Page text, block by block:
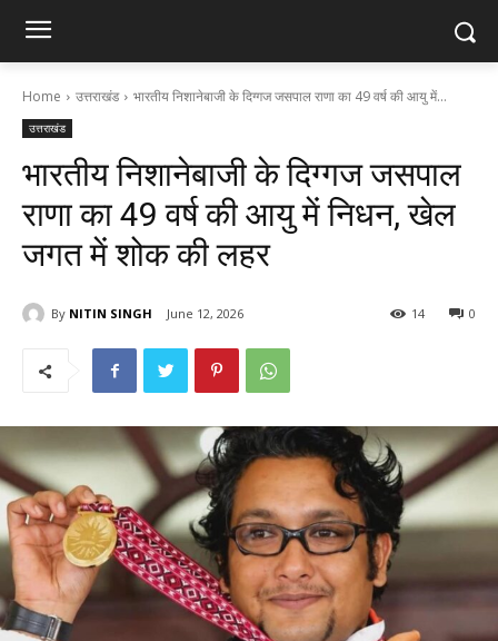
Home उत्तराखंड भारतीय निशानेबाजी के दिग्गज जसपाल राणा का 49 वर्ष की आयु में...
उत्तराखंड
भारतीय निशानेबाजी के दिग्गज जसपाल
राणा का 49 वर्ष की आयु में निधन, खेल
जगत में शोक की लहर
By NITIN SINGH June 12, 2026 0
14